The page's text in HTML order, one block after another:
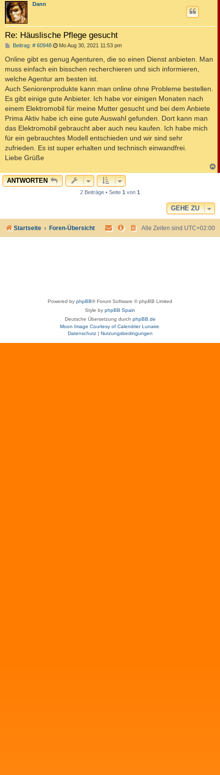
Dann
Re: Häuslische Pflege gesucht
Beitrag: # 60948B
i
t
r
a
g
Mo Aug 30, 2021 11:53 pm
Online gibt es genug Agenturen, die so einen Dienst anbieten. Man
muss einfach ein bisschen recherchieren und sich informieren,
welche Agentur am besten ist.
Auch Seniorenprodukte kann man online ohne Probleme bestellen.
Es gibt einige gute Anbieter. Ich habe vor einigen Monaten nach
einem Elektromobil für meine Mutter gesucht und bei dem Anbiete
Prima Aktiv habe ich eine gute Auswahl gefunden. Dort kann man
das Elektromobil gebraucht aber auch neu kaufen. Ich habe mich
für ein gebrauchtes Modell entschieden und wir sind sehr
zufrieden. Es ist super erhalten und technisch einwandfrei.
Liebe Grüße
a
ANTWORTEN
2 Beiträge • Seite 1 von 1
GEHE ZU
Startseite Foren-Übersicht Alle Zeiten sind UTC+02:00
Powered by phpBB® Forum Software © phpBB Limited
Style by phpBB Spain
Deutsche Übersetzung durch phpBB.de
Moon Image Courtesy of Calendrier Lunaire.
Datenschutz| Nutzungsbedingungen